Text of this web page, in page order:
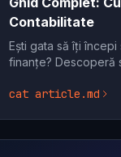
Contabilitate
Ești gata să îți
finanțe? Descoperă
cat article.md